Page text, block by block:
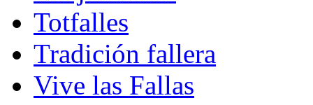
Totfalles
Tradición fallera
Vive las Fallas